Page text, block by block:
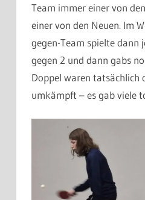
Team immer einer von
einer von den Neuen. Im
gegen-Team spielte dann
gegen 2 und dann gabs
Doppel waren tatsächlich
umkämpft – es gab viele